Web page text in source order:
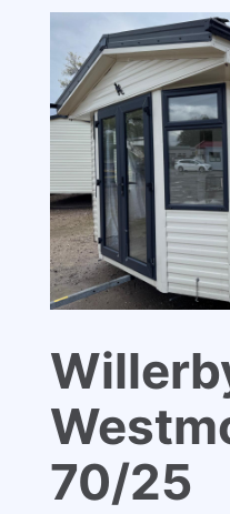
70/25